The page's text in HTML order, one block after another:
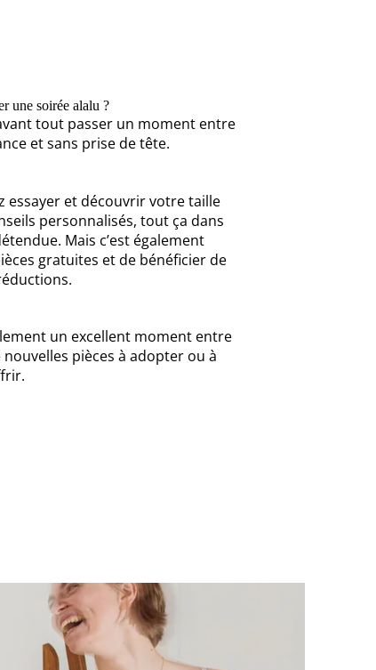
une soirée alalu ?
tout passer un moment entre
et sans prise de tête.
essayer et découvrir votre taille
personnalisés, tout ça dans
Mais c’est également
gratuites et de bénéficier de
un excellent moment entre
pièces à adopter ou à